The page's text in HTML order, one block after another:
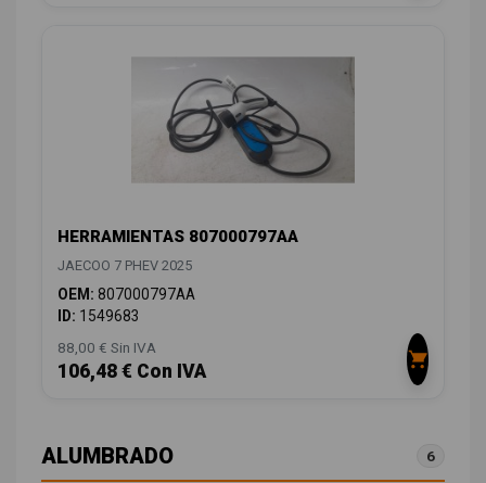
HERRAMIENTAS 807000797AA
JAECOO 7 PHEV 2025
OEM: 807000797AA
ID: 1549683
88,00 € Sin IVA
106,48 € Con IVA
ALUMBRADO 6